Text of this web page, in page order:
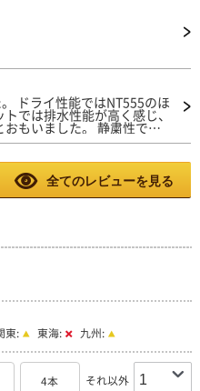
ドライ性能ではNT555のほ
では排水性能が高く感じ、
もいました。 静粛性では
ただ、圧倒的にライフが短
全てのレビューを見る
東: 東海: 九州:
4本 それ以外